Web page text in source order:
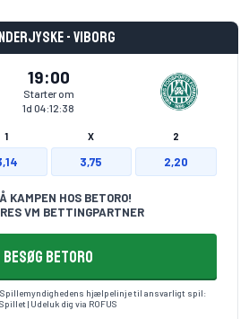
- Viborg
19:00
Starter om
1d 04:12:38
1 X 2
3,75 2,20
KAMPEN HOS BETORO!
VM BETTINGPARTNER
BESØG BETORO
| Spillemyndighedens hjælpelinje til ansvarligt spil:
| Udeluk dig via ROFUS